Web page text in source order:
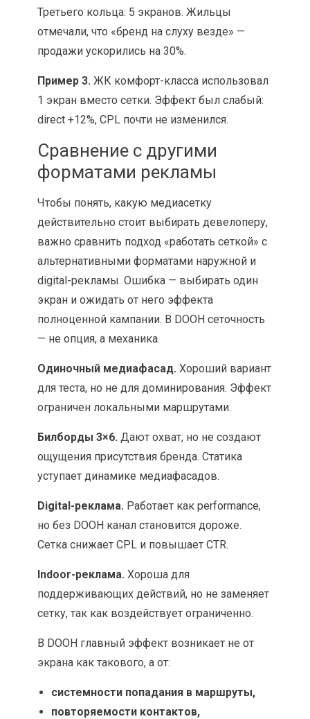
Третьего кольца: 5 экранов. Жильцы
отмечали, что «бренд на слуху везде» —
продажи ускорились на 30%.
Пример 3. ЖК комфорт-класса использовал
1 экран вместо сетки. Эффект был слабый:
direct +12%, CPL почти не изменился.
Сравнение с другими
форматами рекламы
Чтобы понять, какую медиасетку
действительно стоит выбирать девелоперу,
важно сравнить подход «работать сеткой» с
альтернативными форматами наружной и
digital-рекламы. Ошибка — выбирать один
экран и ожидать от него эффекта
полноценной кампании. В DOOH сеточность
— не опция, а механика.
Одиночный медиафасад. Хороший вариант
для теста, но не для доминирования. Эффект
ограничен локальными маршрутами.
Билборды 3×6. Дают охват, но не создают
ощущения присутствия бренда. Статика
уступает динамике медиафасадов.
Digital-реклама. Работает как performance,
но без DOOH канал становится дороже.
Сетка снижает CPL и повышает CTR.
Indoor-реклама. Хороша для
поддерживающих действий, но не заменяет
сетку, так как воздействует ограниченно.
В DOOH главный эффект возникает не от
экрана как такового, а от:
системности попадания в маршруты,
повторяемости контактов,